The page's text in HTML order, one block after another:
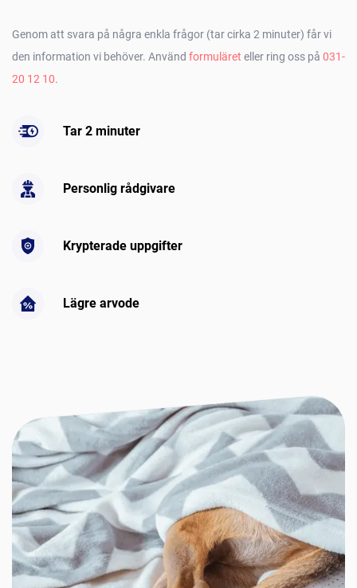
Genom att svara på några enkla frågor (tar cirka 2 minuter) får vi
den information vi behöver. Använd formuläret eller ring oss på 031-
20 12 10.
Tar 2 minuter
Personlig rådgivare
Krypterade uppgifter
Lägre arvode